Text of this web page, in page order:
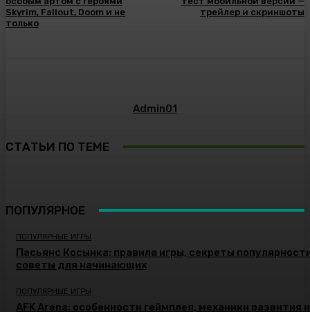
Skyrim, Fallout, Doom и не
только
трейлер и скриншоты
Admin01
СТАТЬИ ПО ТЕМЕ
ПОПУЛЯРНОЕ
ПОПУЛЯРНЫЕ ИГРЫ
Пасьянс Косынка: правила игры, секреты
советы для начинающих
ПОПУЛЯРНЫЕ ИГРЫ
AFK Arena: особенности геймплея, механики развития и